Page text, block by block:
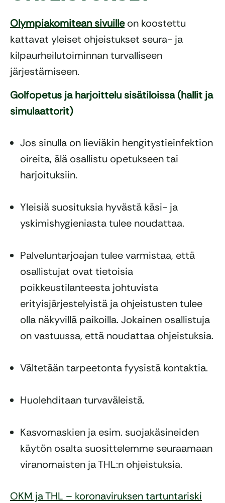
Olympiakomitean sivuilleon koostettu
kattavat yleiset ohjeistukset seura- ja
kilpaurheilutoiminnan turvalliseen
järjestämiseen.
Golfopetus ja harjoittelu sisätiloissa (hallit ja
simulaattorit)
Jos sinulla on lieviäkin hengitystieinfektion
oireita, älä osallistu opetukseen tai
harjoituksiin.
Yleisiä suosituksia hyvästä käsi- ja
yskimishygieniasta tulee noudattaa.
Palveluntarjoajan tulee varmistaa, että
osallistujat ovat tietoisia
poikkeustilanteesta johtuvista
erityisjärjestelyistä ja ohjeistusten tulee
olla näkyvillä paikoilla. Jokainen osallistuja
on vastuussa, että noudattaa ohjeistuksia.
Vältetään tarpeetonta fyysistä kontaktia.
Huolehditaan turvaväleistä.
Kasvomaskien ja esim. suojakäsineiden
käytön osalta suosittelemme seuraamaan
viranomaisten ja THL:n ohjeistuksia.
OKM ja THL – koronaviruksen tartuntariski